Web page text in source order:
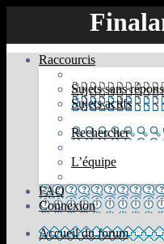
Raccourcis
Sujets sans
Sujets actifs
Rechercher
L’équipe
FAQ
Connexion
Accueil du forum